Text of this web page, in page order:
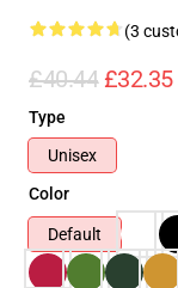
(3
£40.44 £32.35
Type
Unisex
Color
Default